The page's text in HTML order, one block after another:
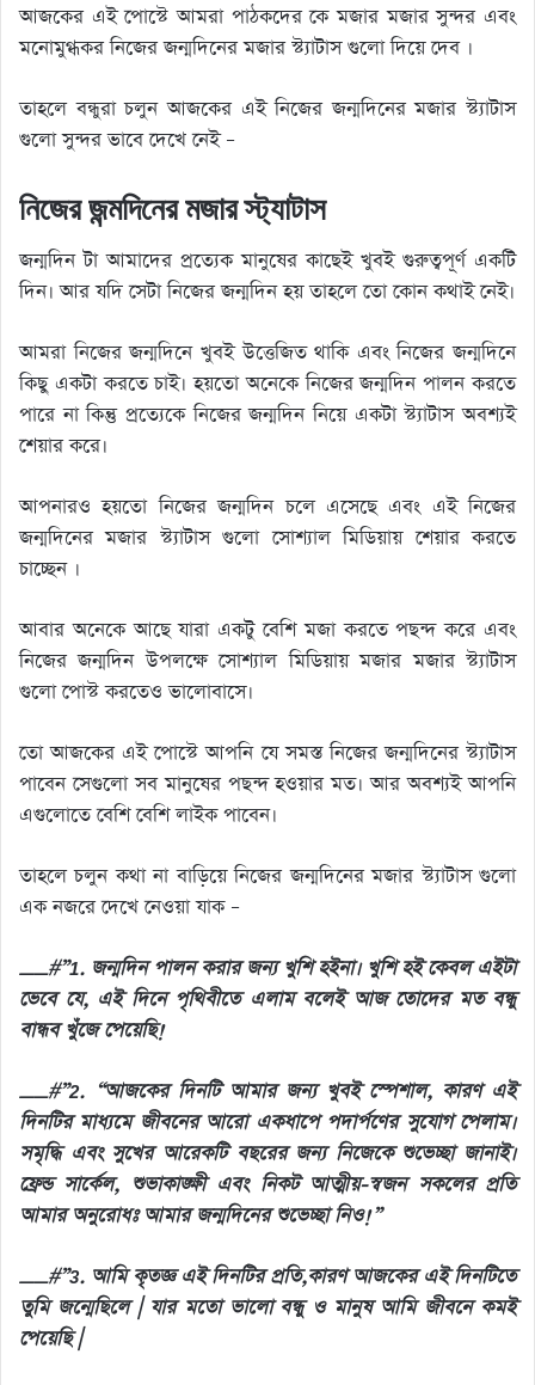
আজকের এই পোস্টে আমরা পাঠকদের কে মজার মজার সুন্দর এবং
মনোমুগ্ধকর নিজের জন্মদিনের মজার স্ট্যাটাস গুলো দিয়ে দেব ।
তাহলে বন্ধুরা চলুন আজকের এই নিজের জন্মদিনের মজার স্ট্যাটাস
গুলো সুন্দর ভাবে দেখে নেই –
নিজের জন্মদিনের মজার স্ট্যাটাস
জন্মদিন টা আমাদের প্রত্যেক মানুষের কাছেই খুবই গুরুত্বপূর্ণ একটি
দিন। আর যদি সেটা নিজের জন্মদিন হয় তাহলে তো কোন কথাই নেই।
আমরা নিজের জন্মদিনে খুবই উত্তেজিত থাকি এবং নিজের জন্মদিনে
কিছু একটা করতে চাই। হয়তো অনেকে নিজের জন্মদিন পালন করতে
পারে না কিন্তু প্রত্যেকে নিজের জন্মদিন নিয়ে একটা স্ট্যাটাস অবশ্যই
শেয়ার করে।
আপনারও হয়তো নিজের জন্মদিন চলে এসেছে এবং এই নিজের
জন্মদিনের মজার স্ট্যাটাস গুলো সোশ্যাল মিডিয়ায় শেয়ার করতে
চাচ্ছেন ।
আবার অনেকে আছে যারা একটু বেশি মজা করতে পছন্দ করে এবং
নিজের জন্মদিন উপলক্ষে সোশ্যাল মিডিয়ায় মজার মজার স্ট্যাটাস
গুলো পোস্ট করতেও ভালোবাসে।
তো আজকের এই পোস্টে আপনি যে সমস্ত নিজের জন্মদিনের স্ট্যাটাস
পাবেন সেগুলো সব মানুষের পছন্দ হওয়ার মত। আর অবশ্যই আপনি
এগুলোতে বেশি বেশি লাইক পাবেন।
তাহলে চলুন কথা না বাড়িয়ে নিজের জন্মদিনের মজার স্ট্যাটাস গুলো
এক নজরে দেখে নেওয়া যাক –
__#”1. জন্মদিন পালন করার জন্য খুশি হইনা। খুশি হই কেবল এইটা
ভেবে যে, এই দিনে পৃথিবীতে এলাম বলেই আজ তোদের মত বন্ধু
বান্ধব খুঁজে পেয়েছি!
__#”2. “আজকের দিনটি আমার জন্য খুবই স্পেশাল, কারণ এই
দিনটির মাধ্যমে জীবনের আরো একধাপে পদার্পণের সুযোগ পেলাম।
সমৃদ্ধি এবং সুখের আরেকটি বছরের জন্য নিজেকে শুভেচ্ছা জানাই।
ফ্রেন্ড সার্কেল, শুভাকাঙ্ক্ষী এবং নিকট আত্মীয়-স্বজন সকলের প্রতি
আমার অনুরোধঃ আমার জন্মদিনের শুভেচ্ছা নিও!”
__#”3. আমি কৃতজ্ঞ এই দিনটির প্রতি,কারণ আজকের এই দিনটিতে
তুমি জন্মেছিলে | যার মতো ভালো বন্ধু ও মানুষ আমি জীবনে কমই
পেয়েছি |